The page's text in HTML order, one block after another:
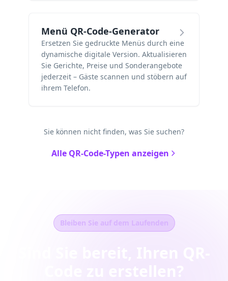
Menü QR-Code-Generator
Ersetzen Sie gedruckte Menüs durch eine
dynamische digitale Version. Aktualisieren
Sie Gerichte, Preise und Sonderangebote
jederzeit – Gäste scannen und stöbern auf
ihrem Telefon.
Sie können nicht finden, was Sie suchen?
Alle QR-Code-Typen anzeigen
Bleiben Sie auf dem Laufenden